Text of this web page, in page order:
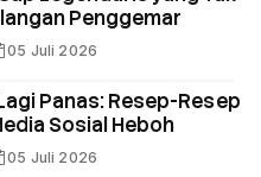
Penggemar
05 Juli 2026
Panas: Resep-Resep
Sosial Heboh
05 Juli 2026